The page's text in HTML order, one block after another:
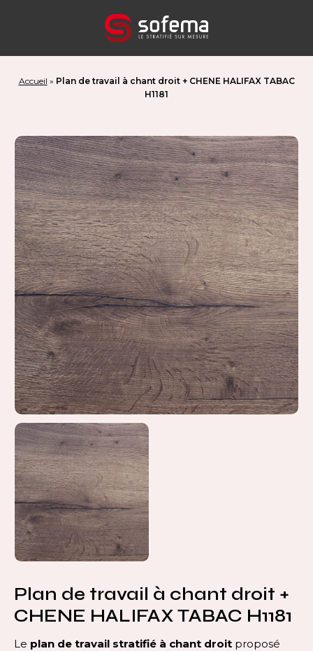
Accueil » Plan de travail à chant droit + CHENE HALIFAX TABAC
H1181
Plan de travail à chant droit +
CHENE HALIFAX TABAC H1181
Le plan de travail stratifié à chant droit proposé